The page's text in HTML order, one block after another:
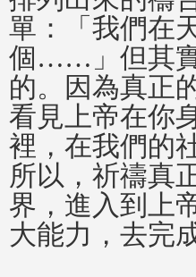
單：「我們在
個……」但其實
的。因為真正
看見上帝在你
裡，在我們的
所以，祈禱真
界，進入到上
大能力，去完